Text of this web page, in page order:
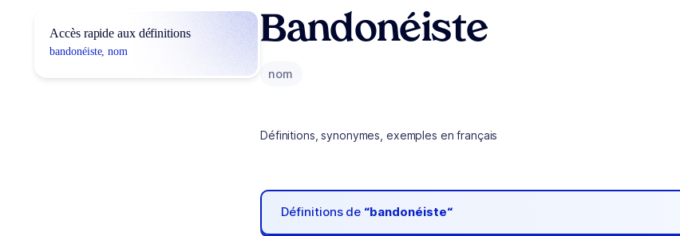
Accès rapide aux définitions
bandonéiste, nom
Bandonéiste
nom
Définitions, synonymes, exemples en français
Définitions de “bandonéiste“